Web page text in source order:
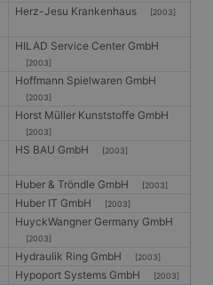
Herz-Jesu Krankenhaus [2003]
HILAD Service Center GmbH
[2003]
Hoffmann Spielwaren GmbH
[2003]
Horst Müller Kunststoffe GmbH
[2003]
HS BAU GmbH [2003]
Huber & Tröndle GmbH [2003]
Huber IT GmbH [2003]
HuyckWangner Germany GmbH
[2003]
Hydraulik Ring GmbH [2003]
Hypoport Systems GmbH [2003]